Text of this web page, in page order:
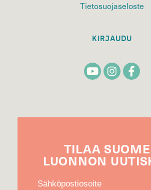
Tietosuojaseloste
KIRJAUDU
TILAA
LUONNON
Sähköpostiosoite